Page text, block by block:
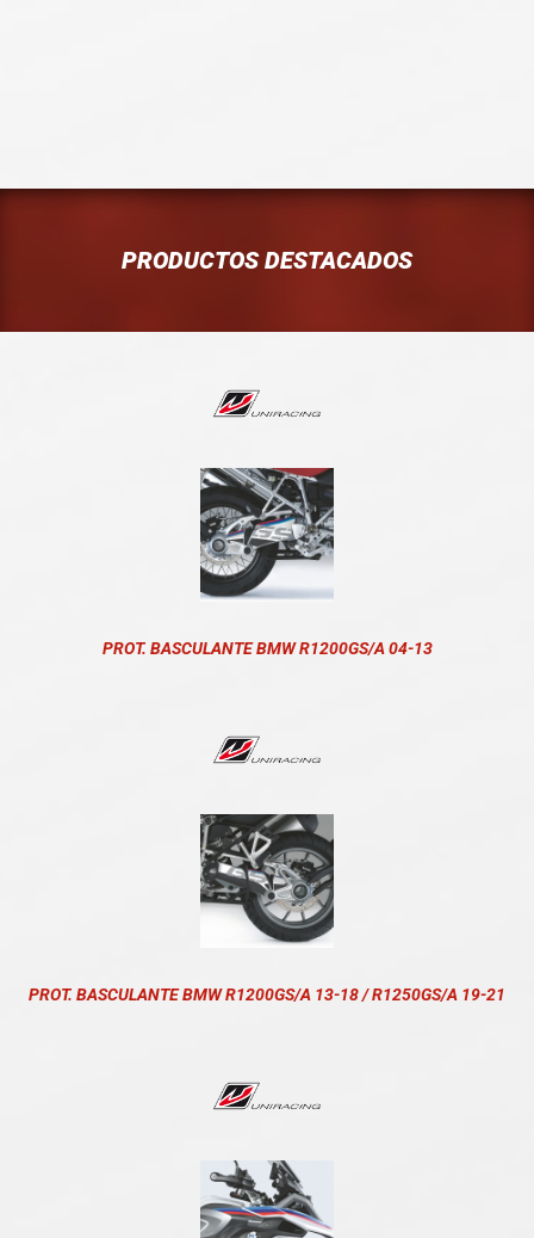
PRODUCTOS DESTACADOS
PROT. BASCULANTE BMW R1200GS/A 04-13
PROT. BASCULANTE BMW R1200GS/A 13-18 / R1250GS/A 19-21